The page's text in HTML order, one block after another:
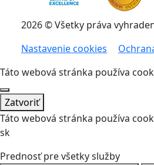
2026 © Všetky práva
Nastavenie cookies
Táto webová stránka používa
Zatvoriť
Táto webová stránka používa
sk
Prednosť pre všetky služby